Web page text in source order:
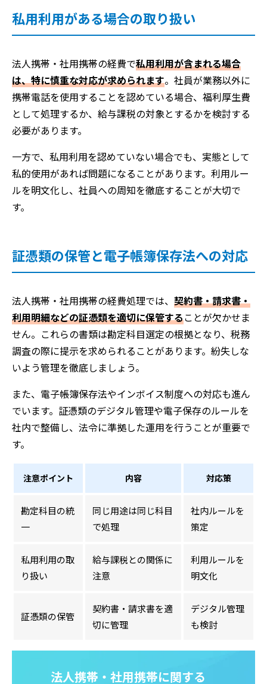
私用利用がある場合の取り扱い
法人携帯・社用携帯の経費で私用利用が含まれる場合
は、特に慎重な対応が求められます。社員が業務以外に
携帯電話を使用することを認めている場合、福利厚生費
として処理するか、給与課税の対象とするかを検討する
必要があります。
一方で、私用利用を認めていない場合でも、実態として
私的使用があれば問題になることがあります。利用ルー
ルを明文化し、社員への周知を徹底することが大切で
す。
証憑類の保管と電子帳簿保存法への対応
法人携帯・社用携帯の経費処理では、 契約書・請求書・
利用明細などの証憑類を適切に保管することが欠かせま
せん。これらの書類は勘定科目選定の根拠となり、税務
調査の際に提示を求められることがあります。紛失しな
いよう管理を徹底しましょう。
また、電子帳簿保存法やインボイス制度への対応も進ん
でいます。証憑類のデジタル管理や電子保存のルールを
社内で整備し、法令に準拠した運用を行うことが重要で
す。
注意ポイント 内容 対応策
勘定科目の統
一
同じ用途は同じ科目
で処理
社内ルールを
策定
私用利用の取
り扱い
給与課税との関係に
注意
利用ルールを
明文化
証憑類の保管
契約書・請求書を適
切に管理
デジタル管理
も検討
法人携帯・社用携帯に関する